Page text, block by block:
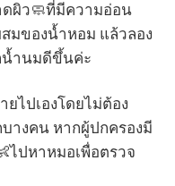
ผิว🧼ที่มีความอ่อน
มของน้ำหอม แล้วลอง
น้ำนมดีขึ้นค่ะ
ไปเองโดยไม่ต้อง
างคน หากผู้ปกครองมี
ไปหาหมอเพื่อตรวจ